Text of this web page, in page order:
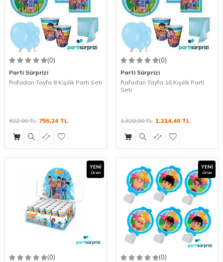
(0)
Parti Sürprizi
Rafadan Tayfa 8 Kişilik Parti Seti
822,00TL 756,24 TL
(0)
Parti Sürprizi
Rafadan Tayfa 16 Kişilik Parti
Seti
1.320,00TL 1.214,40TL
YENI
Ürün
(0)
YENI
Ürün
(0)